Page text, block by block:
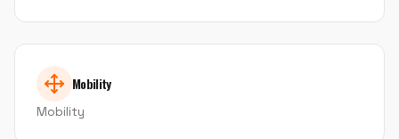
Mobility
Mobility